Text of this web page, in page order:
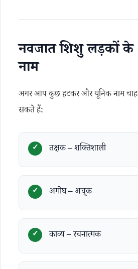
नवजात शिशु लड़कों के
नाम
अगर आप कुछ हटकर और यूनिक नाम
सकते हैं:
तक्षक – शक्तिशाली
अमोघ – अचूक
काव्य – रचनात्मक